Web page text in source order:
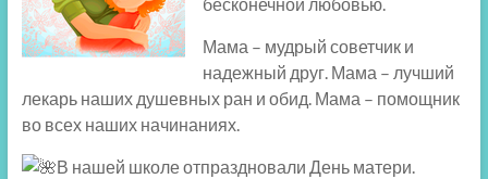
Мама – мудрый советчик и
надежный друг. Мама – лучший
лекарь наших душевных ран и обид. Мама – помощник
во всех наших начинаниях.
В нашей школе отпраздновали День матери.